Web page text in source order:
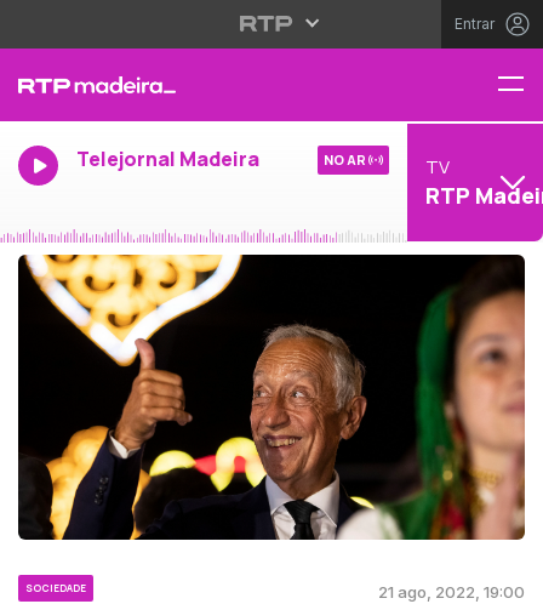
Entrar
Telejornal Madeira NO AR TV
RTP
SOCIEDADE 21 ago, 2022, 19:00